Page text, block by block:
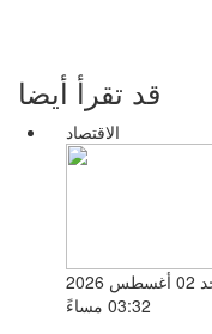
قد تقرأ أيضا
الاقتصاد
الأحد 02 أغسطس 2026
03:32 مساءً